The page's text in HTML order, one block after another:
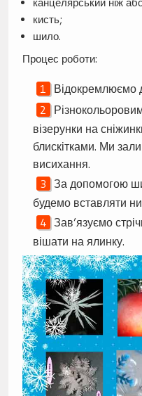
канцелярський ніж
кисть;
шило.
Процес роботи:
Відокремлюємо
візерунки на
блискітками. Ми
висихання.
За допомогою
будемо вставляти
Зав’язуємо
вішати на ялинку.